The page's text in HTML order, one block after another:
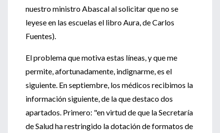
nuestro ministro Abascal al solicitar que no se
leyese en las escuelas el libro Aura, de Carlos
Fuentes).
El problema que motiva estas líneas, y que me
permite, afortunadamente, indignarme, es el
siguiente. En septiembre, los médicos recibimos la
información siguiente, de la que destaco dos
apartados. Primero: "en virtud de que la Secretaría
de Salud ha restringido la dotación de formatos de